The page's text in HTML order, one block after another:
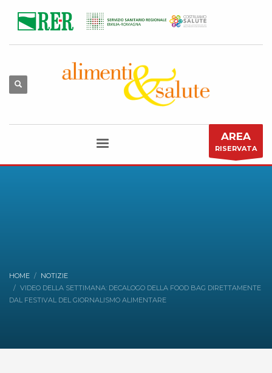
AREA
RISERVATA
HOME
NOTIZIE
VIDEO DELLA SETTIMANA: DECALOGO DELLA FOOD BAG DIRETTAMENTE
DAL FESTIVAL DEL GIORNALISMO ALIMENTARE